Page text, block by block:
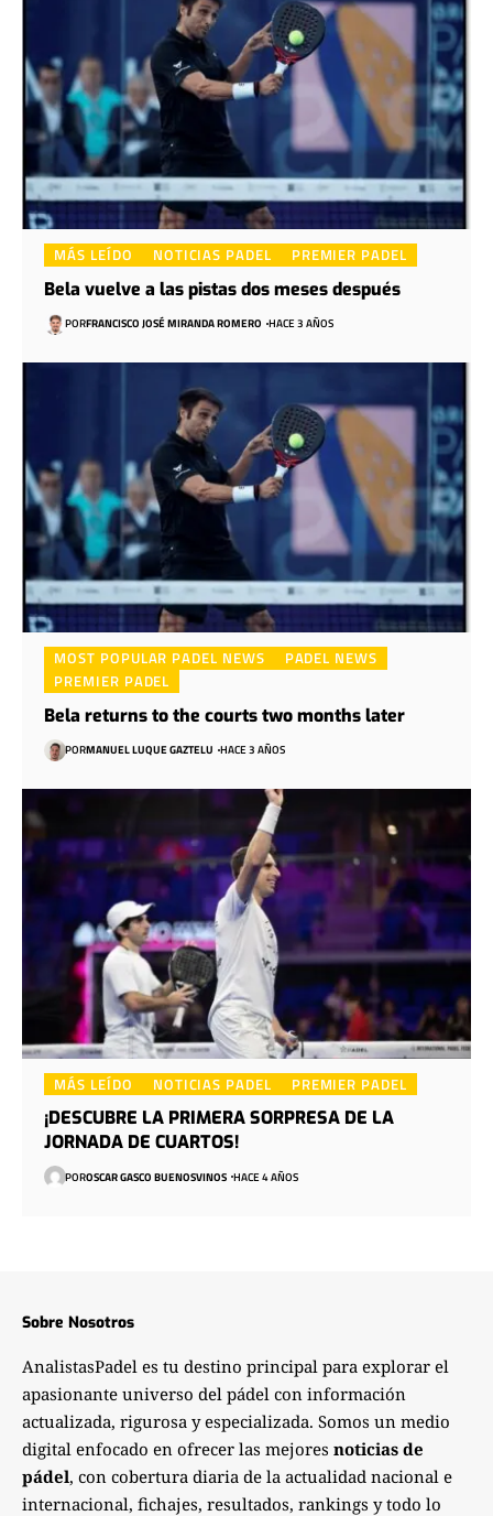
MÁS LEÍDO NOTICIAS PADEL PREMIER PADEL
Bela vuelve a las pistas dos meses después
PORFRANCISCO JOSÉ MIRANDA ROMERO HACE 3 AÑOS
MOST POPULAR PADEL NEWS
PADEL NEWS
PREMIER PADEL
Bela returns to the courts two months later
PORMANUEL LUQUE GAZTELU HACE 3 AÑOS
MÁS LEÍDO NOTICIAS PADEL PREMIER PADEL
¡DESCUBRE LA PRIMERA SORPRESA DE LA
JORNADA DE CUARTOS!
POROSCAR GASCO BUENOSVINOS HACE 4 AÑOS
Sobre Nosotros
AnalistasPadel es tu destino principal para explorar el
apasionante universo del pádel con información
actualizada, rigurosa y especializada. Somos un medio
digital enfocado en ofrecer las mejores noticias de
pádel, con cobertura diaria de la actualidad nacional e
internacional, fichajes, resultados, rankings y todo lo